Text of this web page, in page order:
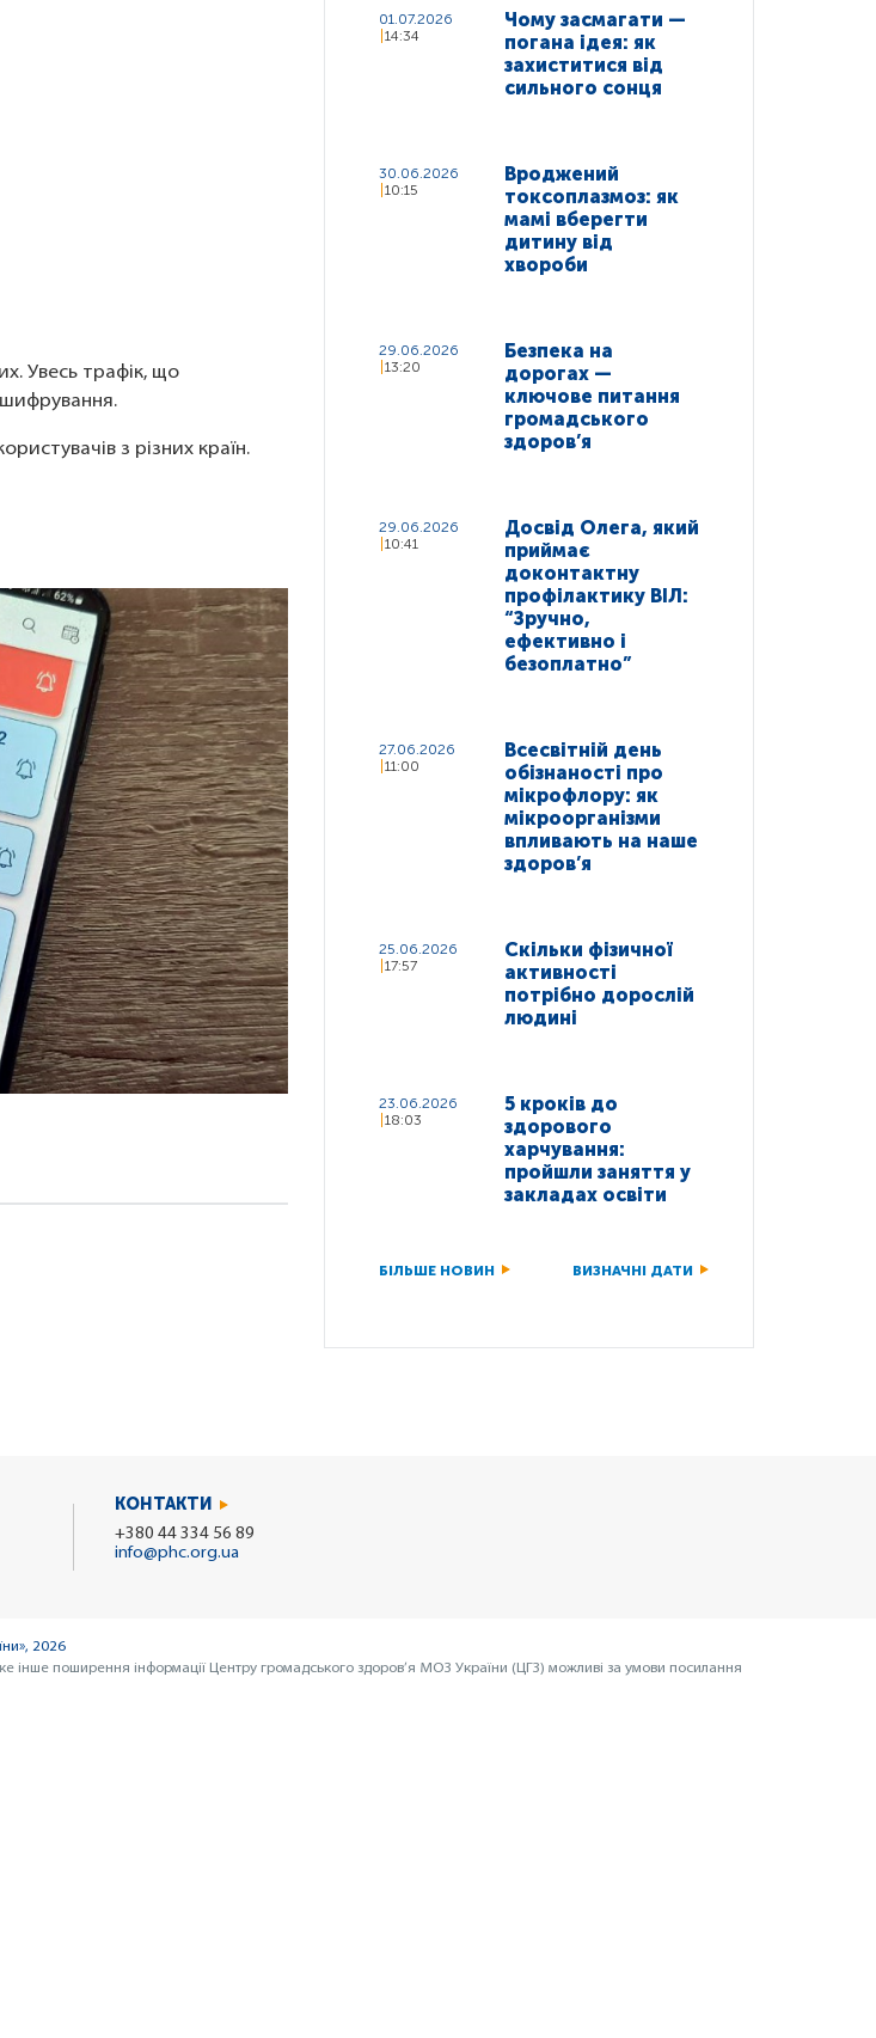
Увесь трафік, що
з різних країн.
01.07.2026
14:34
Чому засмагати —
погана ідея: як
захиститися від
сильного сонця
30.06.2026
10:15
Вроджений
токсоплазмоз: як
мамі вберегти
дитину від
хвороби
29.06.2026
13:20
Безпека на
дорогах —
ключове питання
громадського
здоров’я
29.06.2026
10:41
Досвід Олега, який
приймає
доконтактну
профілактику ВІЛ:
“Зручно,
ефективно і
безоплатно”
27.06.2026
11:00
Всесвітній день
обізнаності про
мікрофлору: як
мікроорганізми
впливають на наше
здоров’я
25.06.2026
17:57
Скільки фізичної
активності
потрібно дорослій
людині
23.06.2026
18:03
5 кроків до
здорового
харчування:
пройшли заняття у
закладах освіти
БІЛЬШЕ НОВИН ВИЗНАЧНІ ДАТИ
КОНТАКТИ
+380 44 334 56 89
info@phc.org.ua
2026
інше поширення інформації Центру громадського здоров’я МОЗ України (ЦГЗ) можливі за умови посилання